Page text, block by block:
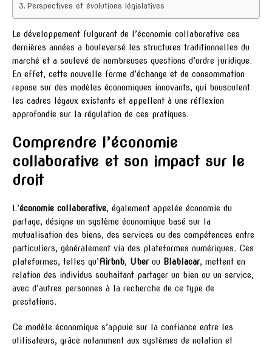
Perspectives et évolutions législatives
Le développement fulgurant de l’économie collaborative ces
dernières années a bouleversé les structures traditionnelles du
marché et a soulevé de nombreuses questions d’ordre juridique.
En effet, cette nouvelle forme d’échange et de consommation
repose sur des modèles économiques innovants, qui bousculent
les cadres légaux existants et appellent à une réflexion
approfondie sur la régulation de ces pratiques.
Comprendre l’économie
collaborative et son impact sur le
droit
L’économie collaborative, également appelée économie du
partage, désigne un système économique basé sur la
mutualisation des biens, des services ou des compétences entre
particuliers, généralement via des plateformes numériques. Ces
plateformes, telles qu’Airbnb, Uber ou Blablacar, mettent en
relation des individus souhaitant partager un bien ou un service,
avec d’autres personnes à la recherche de ce type de
prestations.
Ce modèle économique s’appuie sur la confiance entre les
utilisateurs, grâce notamment aux systèmes de notation et